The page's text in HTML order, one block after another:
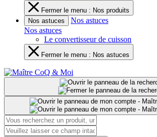
Fermer le menu : Nos produits
Nos astuces
Nos astuces
Nos astuces
Le convertisseur de cuisson
Fermer le menu : Nos astuces